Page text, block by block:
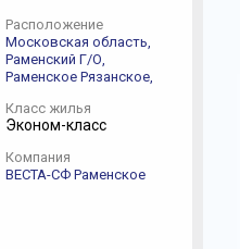
Расположение
Московская область,
Раменский Г/О,
Раменское Рязанское,
Класс жилья
Эконом-класс
Компания
ВЕСТА-СФ Раменское